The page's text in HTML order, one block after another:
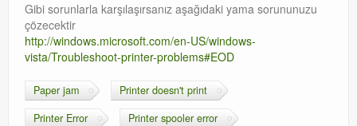
Gibi sorunlarla karşılaşırsanız aşağıdaki yama sorununuzu
çözecektir
http://windows.microsoft.com/en-US/windows-
vista/Troubleshoot-printer-problems#EOD
Paper jam
Printer doesn't print
Printer Error
Printer spooler error